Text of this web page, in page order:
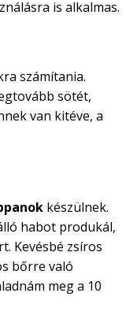
is alkalmas.
számítania.
sötét,
van kitéve, a
készülnek.
habot produkál,
Kevésbé zsíros
bőrre való
meg a 10